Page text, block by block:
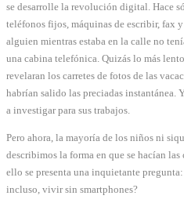
se desarrolle la revolución digital. Hace
teléfonos fijos, máquinas de escribir, fax
alguien mientras estaba en la calle no
una cabina telefónica. Quizás lo más
revelaran los carretes de fotos de las
habrían salido las preciadas
a investigar para sus trabajos.
Pero ahora, la mayoría de los niños ni
describimos la forma en que se hacían las
ello se presenta una inquietante
incluso, vivir sin smartphones?